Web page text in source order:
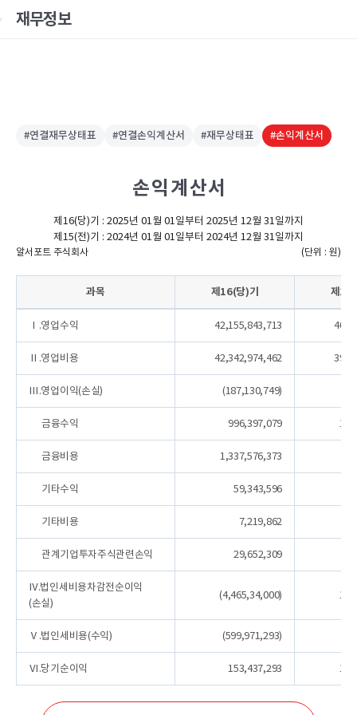
재무정보
#연결재무상태표 #연결손익계산서 #재무상태표 #손익계산서
손 익 계 산 서
제16(당)기 : 2025년 01월 01일부터 2025년 12월 31일까지
제15(전)기 : 2024년 01월 01일부터 2024년 12월 31일까지
알서포트 주식회사 (단위 : 원)
과목 제16(당)기 제
Ⅰ.영업수익 42,155,843,713
Ⅱ.영업비용 42,342,974,462
Ⅲ.영업이익(손실) (187,130,749)
금융수익 996,397,079
금융비용 1,337,576,373
기타수익 59,343,596
기타비용 7,219,862
관계기업투자주식관련손익 29,652,309
Ⅳ.법인세비용차감전순이익
(손실)
(4,465,34,000)
Ⅴ.법인세비용(수익) (599,971,293)
Ⅵ.당기순이익 153,437,293